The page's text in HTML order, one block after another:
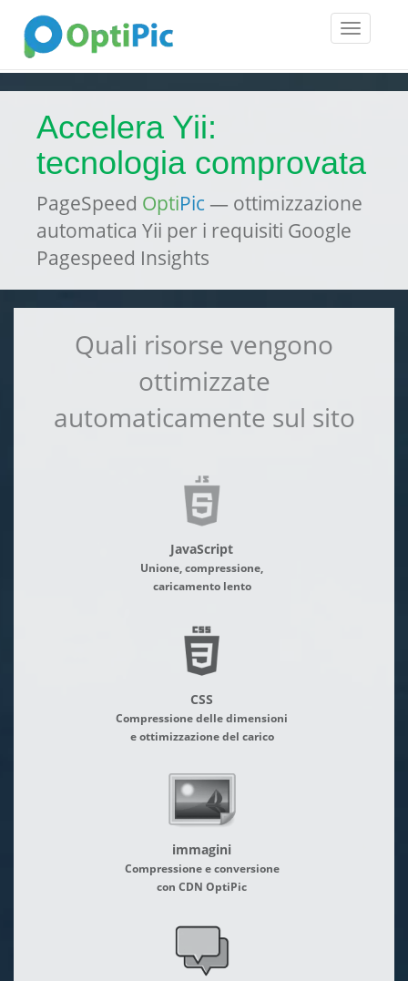
Toggle
Accelera Yii:
tecnologia comprovata
PageSpeed OptiPic — ottimizzazione
automatica Yii per i requisiti Google
Pagespeed Insights
Quali risorse vengono
ottimizzate
automaticamente sul sito
JavaScript
Unione, compressione,
caricamento lento
CSS
Compressione delle dimensioni
e ottimizzazione del carico
immagini
Compressione e conversione
con CDN OptiPic